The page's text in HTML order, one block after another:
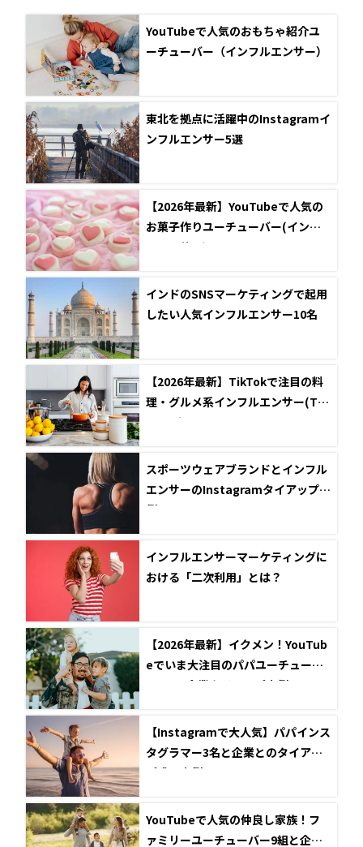
YouTubeで人気のおもちゃ紹介ユ
ーチューバー（インフルエンサー）
東北を拠点に活躍中のInstagramイ
ンフルエンサー5選
【2026年最新】YouTubeで人気の
お菓子作りユーチューバー(インフ
ルエンサー)
インドのSNSマーケティングで起用
したい人気インフルエンサー10名
【2026年最新】TikTokで注目の料
理・グルメ系インフルエンサー(Tik
Toker)5選
スポーツウェアブランドとインフル
エンサーのInstagramタイアップ事
例5選
インフルエンサーマーケティングに
おける「二次利用」とは？
【2026年最新】イクメン！YouTub
eでいま大注目のパパユーチューバ
ー4選と企業タイアップ事例
【Instagramで大人気】パパインス
タグラマー3名と企業とのタイアッ
プ成功事例
YouTubeで人気の仲良し家族！フ
ァミリーユーチューバー9組と企業